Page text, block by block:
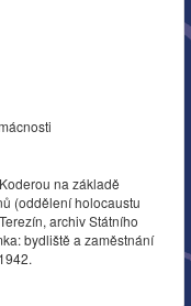
na základě
(oddělení holocaustu
archiv Státního
bydliště a zaměstnání